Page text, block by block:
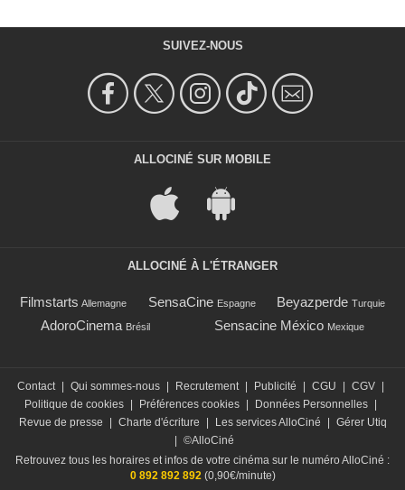
SUIVEZ-NOUS
ALLOCINÉ SUR MOBILE
ALLOCINÉ À L'ÉTRANGER
Filmstarts Allemagne SensaCine Espagne Beyazperde Turquie
AdoroCinema Brésil Sensacine México Mexique
Contact Qui sommes-nous Recrutement Publicité CGU CGV
Politique de cookies
Préférences cookies Données Personnelles
Revue de presse
Charte d'écriture Les services AlloCiné
Gérer Utiq
©AlloCiné
Retrouvez tous les horaires et infos de votre cinéma sur le numéro AlloCiné :
0 892 892 892(0,90€/minute)